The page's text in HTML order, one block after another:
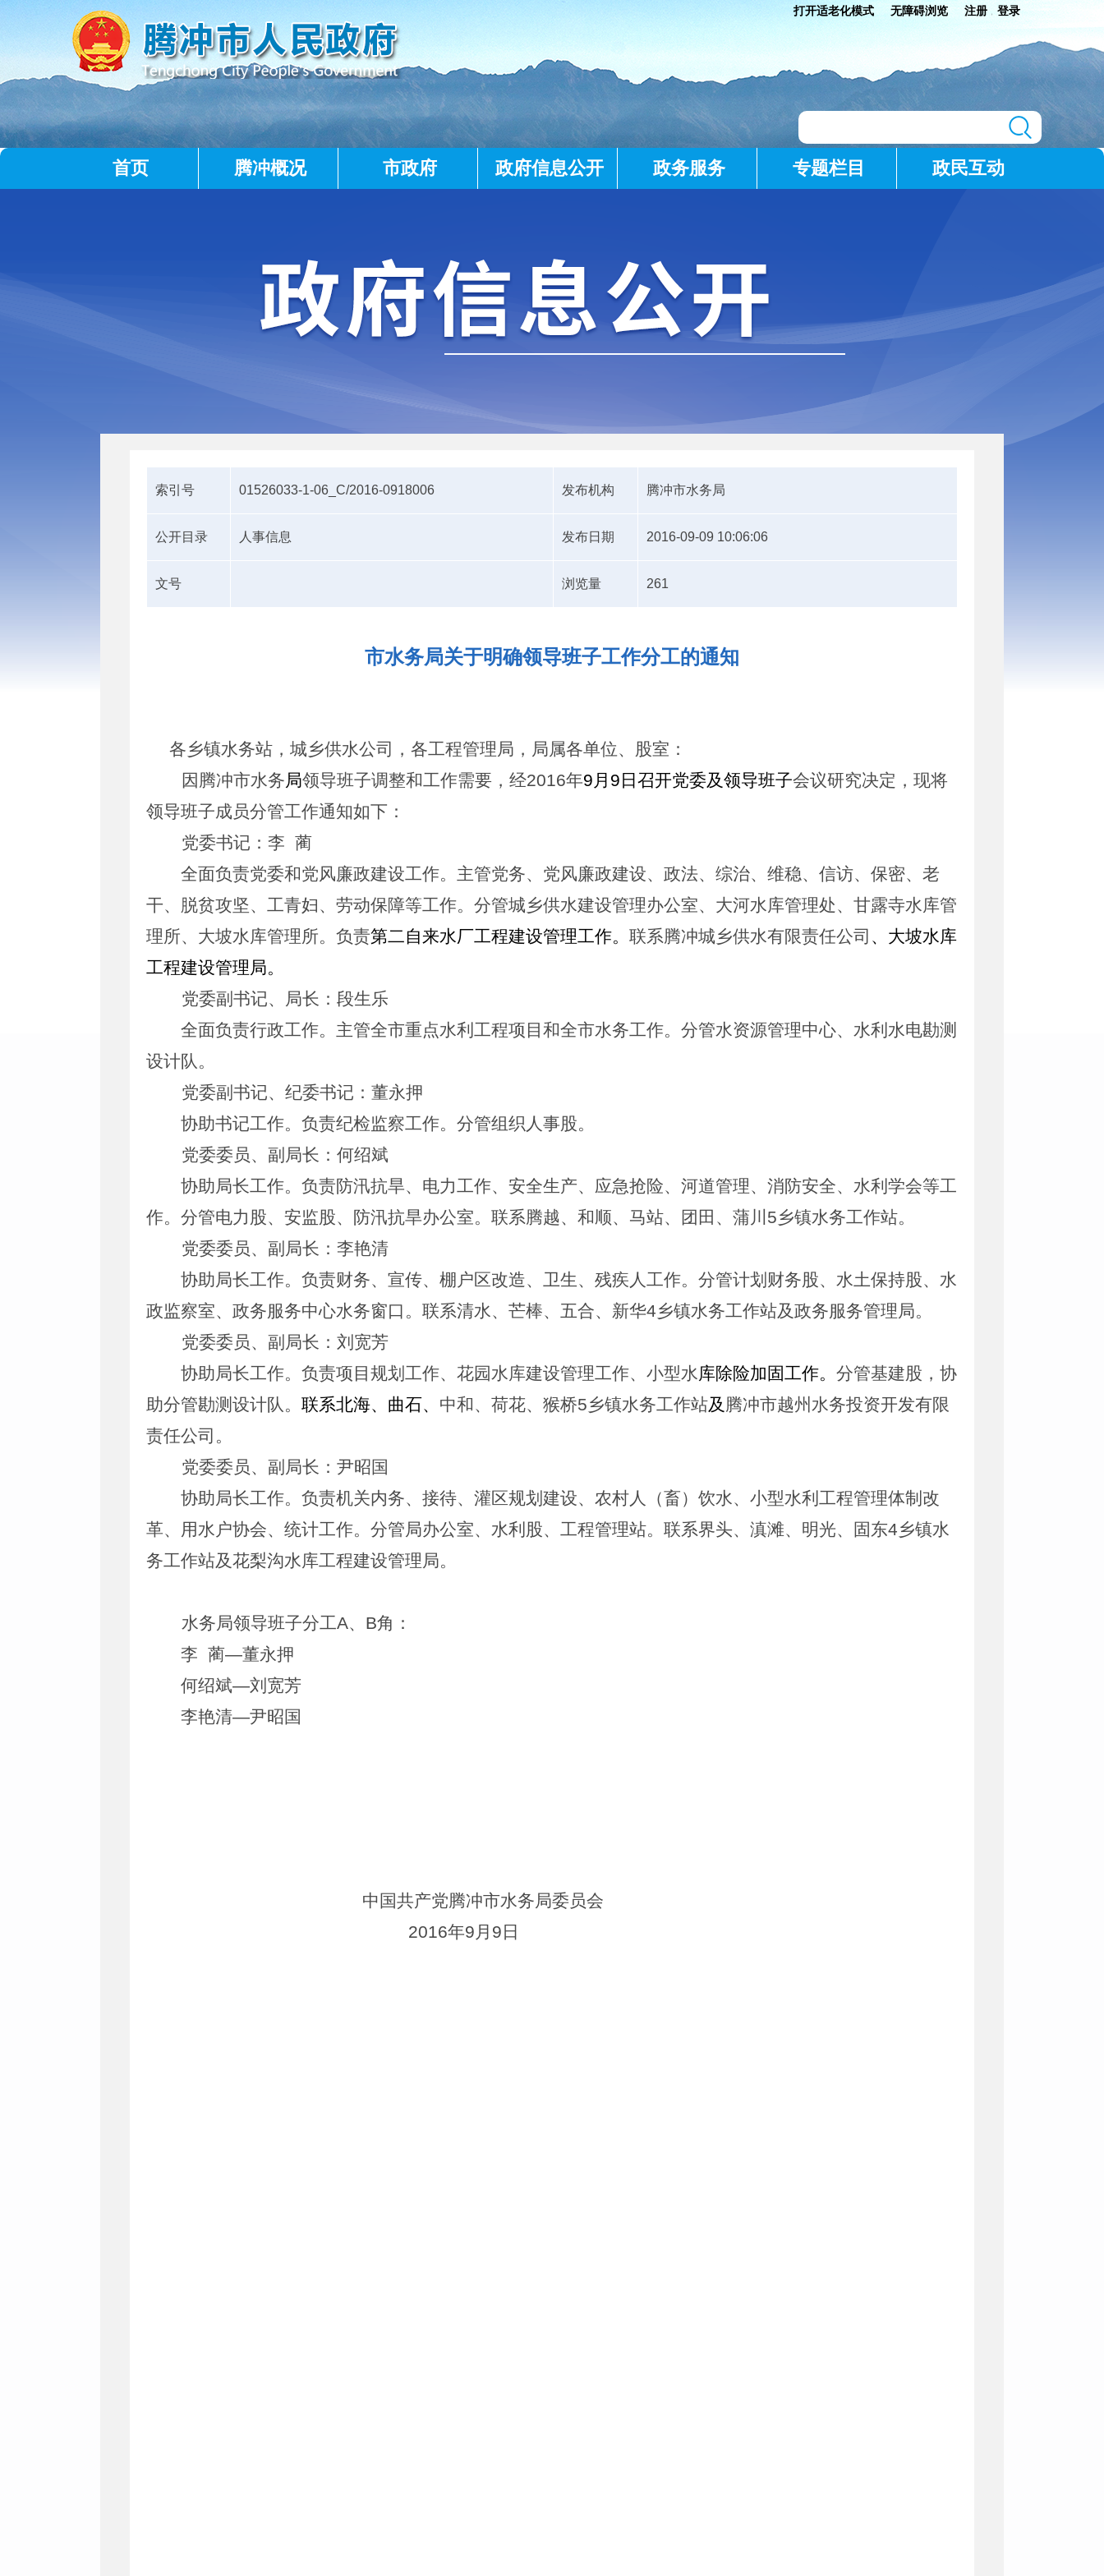
打开适老化模式 无障碍浏览 注册 登录
首页 腾冲概况 市政府 政府信息公开 政务服务 专题栏目 政民互动
索引号 01526033-1-06_C/2016-0918006 发布机构 腾冲市水务局
公开目录 人事信息 发布日期 2016-09-09 10:06:06
文号 浏览量 261
市水务局关于明确领导班子工作分工的通知
各乡镇水务站，城乡供水公司，各工程管理局，局属各单位、股室：
因腾冲市水务局领导班子调整和工作需要，经2016年9月 9 日召开党委及领导班子会议研究决定，现将
领导班子成员分管工作通知如下：
党委书记：李 蔺
全面负责党委和党风廉政建设工作。主管党务、党风廉政建设、政法、综治、维稳、信访、保密、老
干、脱贫攻坚、工青妇、劳动保障等工作。分管城乡供水建设管理办公室、大河水库管理处、甘露寺水库管
理所、大坡水库管理所。负责第二自来水厂工程建设管理工作。 联系腾冲城乡供水有限责任公司 、大坡水库
工程建设管理局。
党委副书记、局长：段生乐
全面负责行政工作。主管全市重点水利工程项目和全市水务工作。分管水资源管理中心、水利水电勘测
设计队。
党委副书记、纪委书记：董永押
协助书记工作。负责纪检监察工作。分管组织人事股。
党委委员、副局长：何绍斌
协助局长工作。负责防汛抗旱、电力工作、安全生产、应急抢险、河道管理、消防安全、水利学会等工
作。分管电力股、安监股、防汛抗旱办公室。联系腾越、和顺、马站、团田、蒲川 5乡镇水务工作站。
党委委员、副局长：李艳清
协助局长工作。负责财务、宣传、棚户区改造、卫生、残疾人工作。分管计划财务股、水土保持股、水
政监察室、政务服务中心水务窗口。联系清水、芒棒、五合、新华4乡镇水务工作站及政务服务管理局。
党委委员、副局长：刘宽芳
协助局长工作。负责项目规划工作、花园水库建设管理工作、小型水库除险加固工作。 分管基建股，协
助分管勘测设计队。 联系北海、曲石、 中和、荷花、猴桥5乡镇水务工作站及 腾冲市越州水务投资开发有限
责任公司。
党委委员、副局长：尹昭国
协助局长工作。负责机关内务、接待、灌区规划建设、农村人（畜）饮水、小型水利工程管理体制改
革、用水户协会、统计工作。分管局办公室、水利股、工程管理站。联系界头、滇滩、明光、固东4乡镇水
务工作站及花梨沟水库工程建设管理局。
水务局领导班子分工A、 B角：
李 蔺—董永押
何绍斌—刘宽芳
李艳清—尹昭国
中国共产党腾冲市水务局委员会
2016年9月 9 日